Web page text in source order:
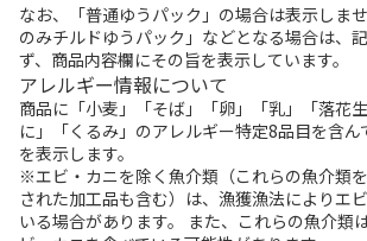
なお、「普通ゆうパック」の場合は表示しま
のみチルドゆうパック」などとなる場合は、
ず、商品内容欄にその旨を表示しています。
アレルギー情報について
商品に「小麦」「そば」「卵」「乳」「落花
に」「くるみ」のアレルギー特定8品目を含
を表示します。
※エビ・カニを除く魚介類（これらの魚介類
された加工品も含む）は、漁獲漁法によりエ
いる場合があります。 また、これらの魚介類